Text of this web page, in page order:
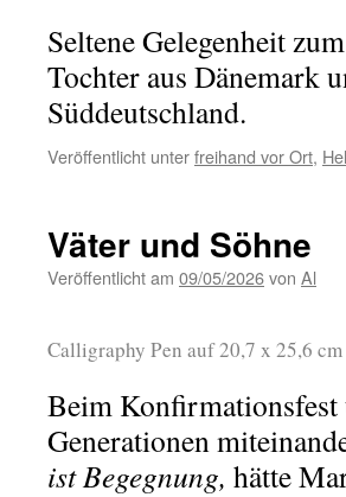
Seltene Gelegenheit
Tochter aus Dänemark
Süddeutschland.
Veröffentlicht unterfreihand vor Ort,
Väter und Söhne
Veröffentlicht am 09/05/2026von Al
Calligraphy Pen auf 20,7 x 25,6
Beim Konfirmationsfest
Generationen
ist Begegnung, hätte